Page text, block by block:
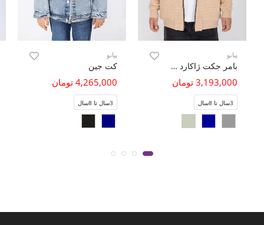
پیانو
بامر جکت ژاکارد فیتیله‌ای راه راه
3,193,000 تومان
3سال تا 8سال
پیانو
کت جین
4,265,000 تومان
3سال تا 8سال